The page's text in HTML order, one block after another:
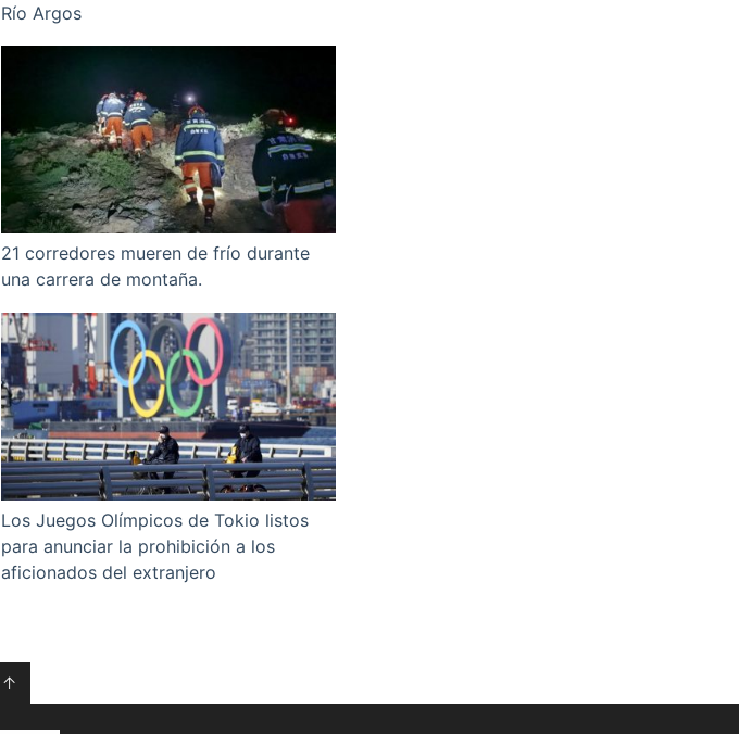
Río Argos
21 corredores mueren de frío durante
una carrera de montaña.
Los Juegos Olímpicos de Tokio listos
para anunciar la prohibición a los
aficionados del extranjero
↑